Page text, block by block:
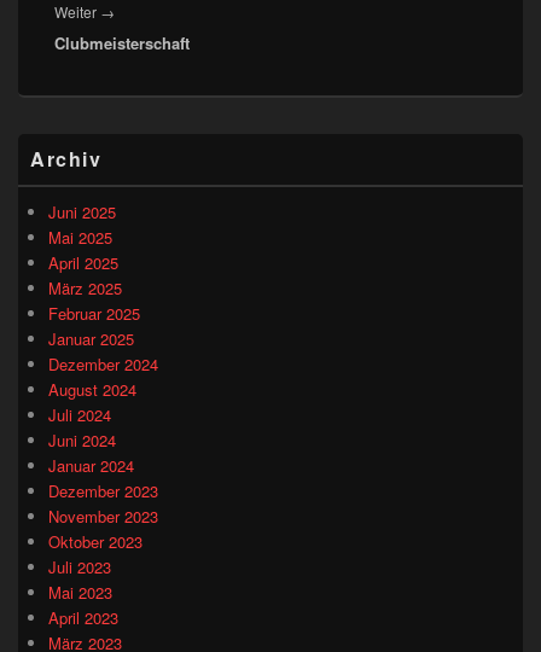
Weiter →
Beitrag:
Clubmeisterschaft
Seitenleisten-
Widgetbereich
Archiv
Juni 2025
Mai 2025
April 2025
März 2025
Februar 2025
Januar 2025
Dezember 2024
August 2024
Juli 2024
Juni 2024
Januar 2024
Dezember 2023
November 2023
Oktober 2023
Juli 2023
Mai 2023
April 2023
März 2023